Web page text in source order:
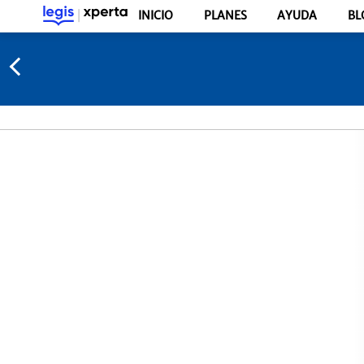
INICIO PLANES AYUDA